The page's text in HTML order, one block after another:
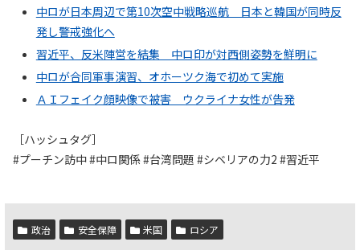
中ロが日本周辺で第10次空中戦略巡航 日本と韓国が同時反
発し警戒強化へ
習近平、反米陣営を結集 中ロ印が対西側姿勢を鮮明に
中ロが合同軍事演習、オホーツク海で初めて実施
ＡＩフェイク顔映像で被害 ウクライナ女性が告発
［ハッシュタグ］
#プーチン訪中 #中ロ関係 #台湾問題 #シベリアの力2 #習近平
政治 安全保障 米国 ロシア